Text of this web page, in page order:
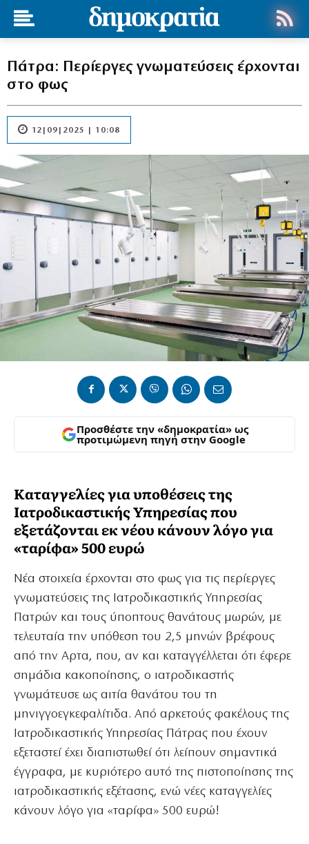
Πάτρα: Περίεργες γνωματεύσεις έρχονται
στο φως
12|09|2025 | 10:08
Προσθέστε την «δημοκρατία» ως
προτιμώμενη πηγή στην Google
Καταγγελίες για υποθέσεις της
Ιατροδικαστικής Υπηρεσίας που
εξετάζονται εκ νέου κάνουν λόγο για
«ταρίφα» 500 ευρώ
Νέα στοιχεία έρχονται στο φως για τις περίεργες
γνωματεύσεις της Ιατροδικαστικής Υπηρεσίας
Πατρών και τους ύποπτους θανάτους μωρών, με
τελευταία την υπόθεση του 2,5 μηνών βρέφους
από την Αρτα, που, αν και καταγγέλλεται ότι έφερε
σημάδια κακοποίησης, ο ιατροδικαστής
γνωμάτευσε ως αιτία θανάτου του τη
μηνιγγοεγκεφαλίτιδα. Από αρκετούς φακέλους της
Ιατροδικαστικής Υπηρεσίας Πάτρας που έχουν
εξεταστεί έχει διαπιστωθεί ότι λείπουν σημαντικά
έγγραφα, με κυριότερο αυτό της πιστοποίησης της
ιατροδικαστικής εξέτασης, ενώ νέες καταγγελίες
κάνουν λόγο για «ταρίφα» 500 ευρώ!